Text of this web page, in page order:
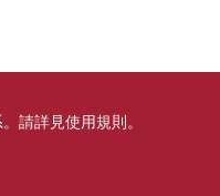
請詳見使用規則 。